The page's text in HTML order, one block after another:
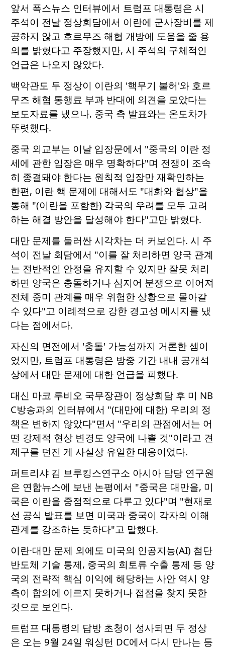
앞서 폭스뉴스 인터뷰에서 트럼프 대통령은 시
주석이 전날 정상회담에서 이란에 군사장비를 제
공하지 않고 호르무즈 해협 개방에 도움을 줄 용
의를 밝혔다고 주장했지만, 시 주석의 구체적인
언급은 나오지 않았다.
백악관도 두 정상이 이란의 '핵무기 불허'와 호르
무즈 해협 통행료 부과 반대에 의견을 모았다는
보도자료를 냈으나, 중국 측 발표와는 온도차가
뚜렷했다.
중국 외교부는 이날 입장문에서 "중국의 이란 정
세에 관한 입장은 매우 명확하다"며 전쟁이 조속
히 종결돼야 한다는 원칙적 입장만 재확인하는
한편, 이란 핵 문제에 대해서도 "대화와 협상"을
통해 "(이란을 포함한) 각국의 우려를 모두 고려
하는 해결 방안을 달성해야 한다"고만 밝혔다.
대만 문제를 둘러싼 시각차는 더 커보인다. 시 주
석이 전날 회담에서 "이를 잘 처리하면 양국 관계
는 전반적인 안정을 유지할 수 있지만 잘못 처리
하면 양국은 충돌하거나 심지어 분쟁으로 이어져
전체 중미 관계를 매우 위험한 상황으로 몰아갈
수 있다"고 이례적으로 강한 경고성 메시지를 냈
다는 점에서다.
자신의 면전에서 '충돌' 가능성까지 거론한 셈이
었지만, 트럼프 대통령은 방중 기간 내내 공개석
상에서 대만 문제에 대한 언급을 피했다.
대신 마코 루비오 국무장관이 정상회담 후 미 NB
C방송과의 인터뷰에서 "(대만에 대한) 우리의 정
책은 변하지 않았다"면서 "우리의 관점에서는 어
떤 강제적 현상 변경도 양국에 나쁠 것"이라고 견
제구를 던진 게 사실상 유일한 대응이었다.
퍼트리샤 김 브루킹스연구소 아시아 담당 연구원
은 연합뉴스에 보낸 논평에서 "중국은 대만을, 미
국은 이란을 중점적으로 다루고 있다"며 "현재로
선 공식 발표를 보면 미국과 중국이 각자의 이해
관계를 강조하는 듯하다"고 말했다.
이란·대만 문제 외에도 미국의 인공지능(AI) 첨단
반도체 기술 통제, 중국의 희토류 수출 통제 등 양
국의 전략적 핵심 이익에 해당하는 사안 역시 양
측이 합의에 이르지 못하거나 접점을 찾지 못한
것으로 보인다.
트럼프 대통령의 답방 초청이 성사되면 두 정상
은 오는 9월 24일 워싱턴 DC에서 다시 만나는 등